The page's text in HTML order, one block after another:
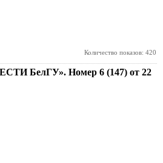
Количество показов: 420
БелГУ». Номер 6 (147) от 22